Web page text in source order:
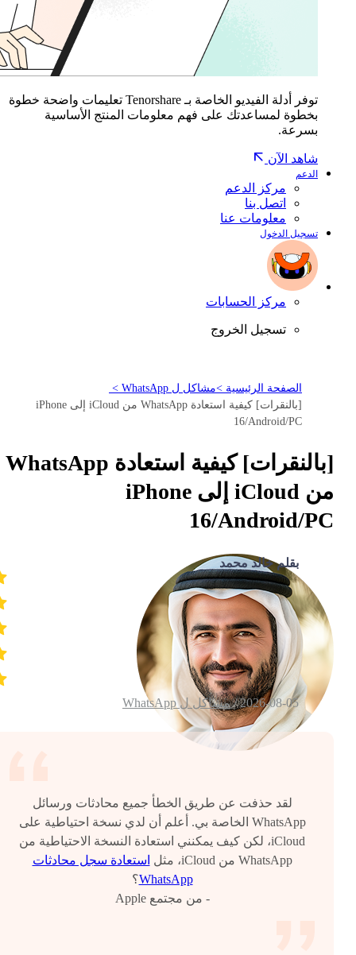
توفر أدلة الفيديو الخاصة بـ Tenorshare تعليمات واضحة خطوة
بخطوة لمساعدتك على فهم معلومات المنتج الأساسية
بسرعة.
شاهد الآن
الدعم
مركز الدعم
اتصل بنا
معلومات عنا
تسجيل الدخول
مركز الحسابات
تسجيل الخروج
الصفحة الرئيسية >مشاكل ل WhatsApp >
[بالنقرات] كيفية استعادة WhatsApp من iCloud إلى iPhone
16/Android/PC
[بالنقرات] كيفية استعادة WhatsApp
من iCloud إلى iPhone
16/Android/PC
بقلم خالد محمد
2026-08-05 / مشاكل ل WhatsApp
لقد حذفت عن طريق الخطأ جميع محادثات ورسائل
WhatsApp الخاصة بي. أعلم أن لدي نسخة احتياطية على
iCloud، لكن كيف يمكنني استعادة النسخة الاحتياطية من
WhatsApp من iCloud، مثل
استعادة سجل محادثات
WhatsApp؟
- من مجتمع Apple